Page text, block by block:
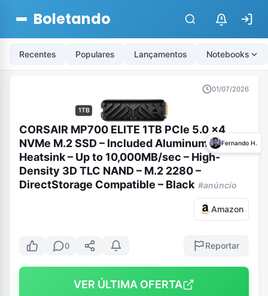
Boletando $
Recentes Populares Lançamentos Notebooks
01/07/2026
1TB
Fernando H.
CORSAIR MP700 ELITE 1TB PCIe 5.0 x4
NVMe M.2 SSD – Included Aluminum
Heatsink – Up to 10,000MB/sec – High-
Density 3D TLC NAND – M.2 2280 –
DirectStorage Compatible – Black #anúncio
Amazon
0 Reportar
VER ÚLTIMA OFERTA